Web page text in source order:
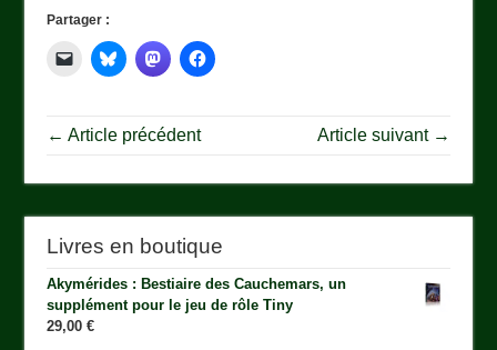
Partager :
← Article précédent Article suivant →
Livres en boutique
Akymérides : Bestiaire des Cauchemars, un
supplément pour le jeu de rôle Tiny
29,00€